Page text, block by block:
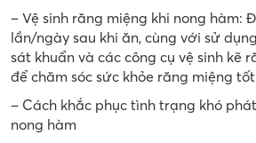
– Vệ sinh răng miệng khi nong hàm:
lần/ngày sau khi ăn, cùng với sử
sát khuẩn và các công cụ vệ sinh kẽ
để chăm sóc sức khỏe răng miệng
– Cách khắc phục tình trạng khó
nong hàm